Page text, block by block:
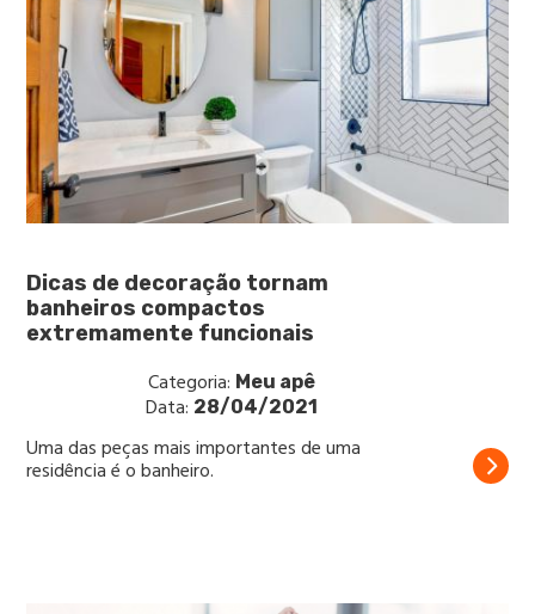
Dicas de decoração tornam
banheiros compactos
extremamente funcionais
Categoria: Meu apê
Data: 28/04/2021
Uma das peças mais importantes de uma
residência é o banheiro.